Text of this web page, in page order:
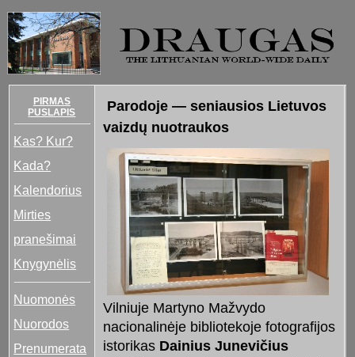
PIRMAS
PUSLAPIS
Kas? Kur?
Kada?
Kalendorius
Mirties
pranešimai
Knygynėlis
Nuomonės
Nuorodos
Prenumerata
Parodoje — seniausios Lietuvos
vaizdų nuotraukos
Vilniuje Martyno Mažvydo
nacionalinėje bibliotekoje fotografijos
istorikas Dainius Junevičius